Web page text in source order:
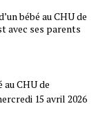
bébé au CHU de
avec ses parents
au CHU de
15 avril 2026